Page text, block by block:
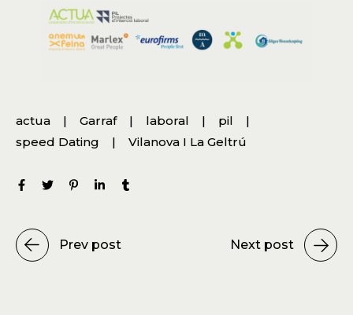
actua Garraf laboral
pil
speed Dating
Vilanova I La Geltrú
Prev post Next post